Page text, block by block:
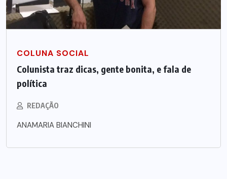
COLUNA SOCIAL
Colunista traz dicas, gente bonita, e fala de
política
REDAÇÃO
ANAMARIA BIANCHINI